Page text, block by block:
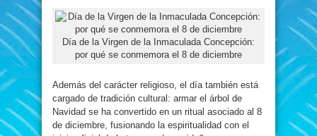
Día de la Virgen de la Inmaculada Concepción:
por qué se conmemora el 8 de diciembre
Además del carácter religioso, el día también está
cargado de tradición cultural: armar el árbol de
Navidad se ha convertido en un ritual asociado al 8
de diciembre, fusionando la espiritualidad con el